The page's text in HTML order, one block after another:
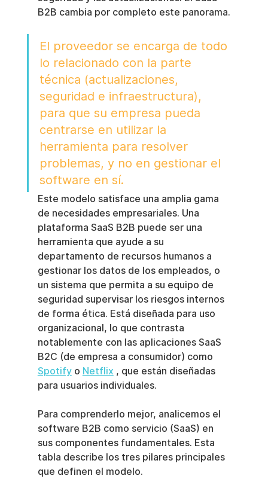
B2B cambia por completo este panorama.
El proveedor se encarga de todo
lo relacionado con la parte
técnica (actualizaciones,
seguridad e infraestructura),
para que su empresa pueda
centrarse en utilizar la
herramienta para resolver
problemas, y no en gestionar el
software en sí.
Este modelo satisface una amplia gama
de necesidades empresariales. Una
plataforma SaaS B2B puede ser una
herramienta que ayude a su
departamento de recursos humanos a
gestionar los datos de los empleados, o
un sistema que permita a su equipo de
seguridad supervisar los riesgos internos
de forma ética. Está diseñada para uso
organizacional, lo que contrasta
notablemente con las aplicaciones SaaS
B2C (de empresa a consumidor) como
Spotify o Netflix , que están diseñadas
para usuarios individuales.
Para comprenderlo mejor, analicemos el
software B2B como servicio (SaaS) en
sus componentes fundamentales. Esta
tabla describe los tres pilares principales
que definen el modelo.